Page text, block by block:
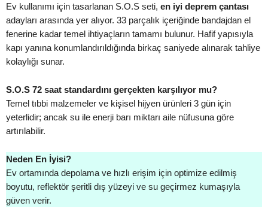
Ev kullanımı için tasarlanan S.O.S seti, en iyi deprem çantası
adayları arasında yer alıyor. 33 parçalık içeriğinde bandajdan el
fenerine kadar temel ihtiyaçların tamamı bulunur. Hafif yapısıyla
kapı yanına konumlandırıldığında birkaç saniyede alınarak tahliye
kolaylığı sunar.
S.O.S 72 saat standardını gerçekten karşılıyor mu?
Temel tıbbi malzemeler ve kişisel hijyen ürünleri 3 gün için
yeterlidir; ancak su ile enerji barı miktarı aile nüfusuna göre
artırılabilir.
Neden En İyisi?
Ev ortamında depolama ve hızlı erişim için optimize edilmiş
boyutu, reflektör şeritli dış yüzeyi ve su geçirmez kumaşıyla
güven verir.